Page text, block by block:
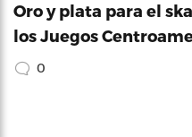
Oro y plata para el
los Juegos
0